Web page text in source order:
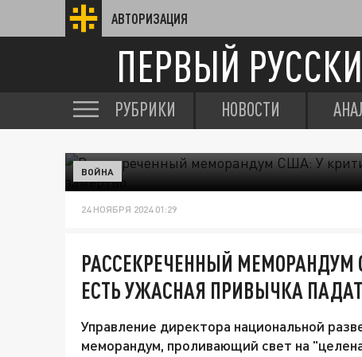
АВТОРИЗАЦИЯ
ПЕРВЫЙ
РУБРИКИ НОВОСТИ
ВОЙНА
24 НОЯБРЯ 2024 01:29
РАССЕКРЕЧЕННЫЙ
ЕСТЬ УЖАСНАЯ ПРИВЫЧКА
Управление директора национальной
меморандум, проливающий свет на